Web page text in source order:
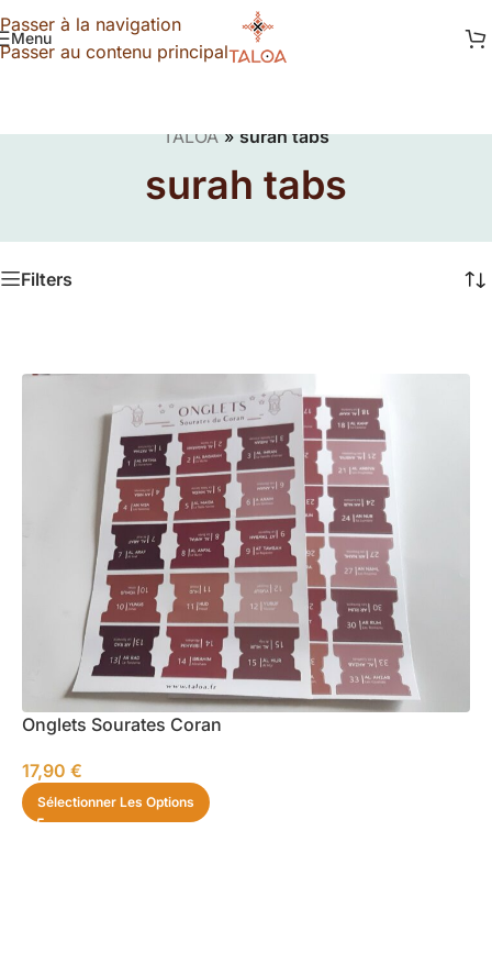
Passer à la navigation
Passer au contenu principal
Menu
TALOA»surah tabs
surah tabs
Filters
Onglets Sourates Coran
17,90 €
Sélectionner Les Options